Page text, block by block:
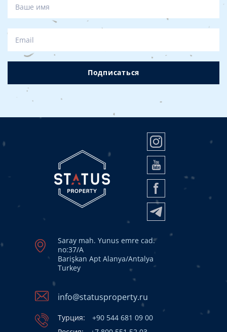
Подписаться
Saray mah. Yunus emre cad.
no:37/A
Barişkan Apt Alanya/Antalya
Turkey
info@statusproperty.ru
Турция:
+90 544 681 09 00